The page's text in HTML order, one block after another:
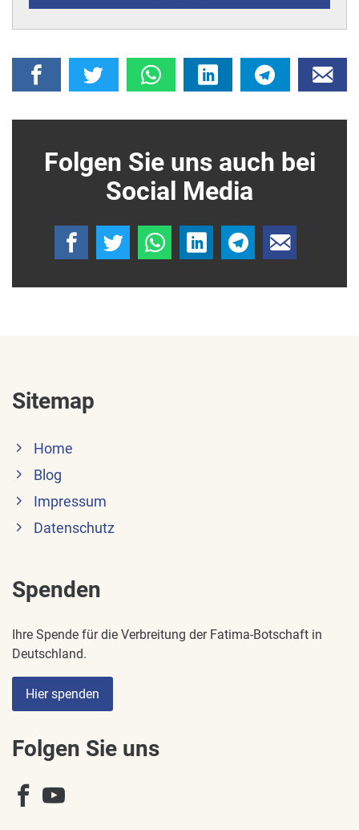
Folgen Sie uns auch bei
Social Media
Sitemap
Home
Blog
Impressum
Datenschutz
Spenden
Ihre Spende für die Verbreitung der Fatima-Botschaft in
Deutschland.
Hier spenden
Folgen Sie uns